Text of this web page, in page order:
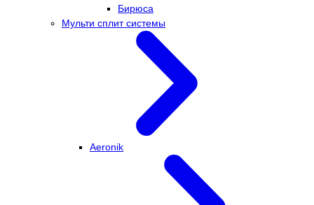
Бирюса
Мульти сплит системы
Aeronik